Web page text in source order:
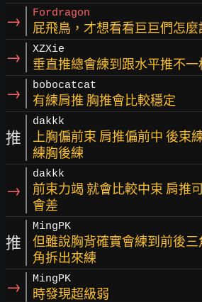
→ Fordragon
屁飛鳥，才想看看巨巨們怎麼
→ XZXie
垂直推總會練到跟水平推不
→ bobocatcat
有練肩推 胸推會比較穩定
推
dakkk
上胸偏前束 肩推偏前中 後束
練胸後練
→
dakkk
前束力竭 就會比較中束 肩推
會差
推
MingPK
但雖說胸背確實會練到前後
角拆出來練
→ MingPK
時發現超級弱